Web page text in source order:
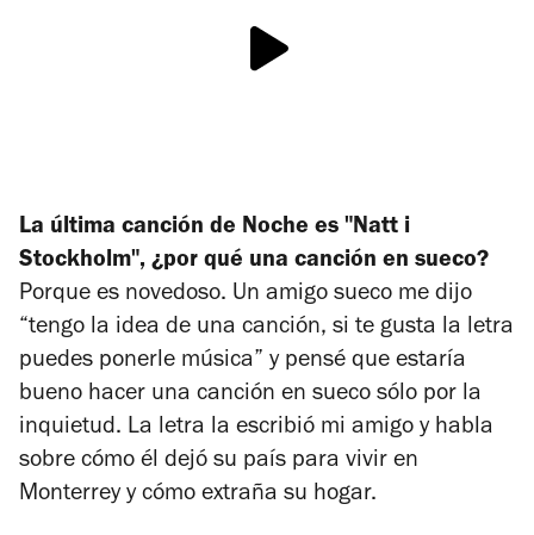
La última canción de Noche es "Natt i
Stockholm", ¿por qué una canción en sueco?
Porque es novedoso. Un amigo sueco me dijo
“tengo la idea de una canción, si te gusta la letra
puedes ponerle música” y pensé que estaría
bueno hacer una canción en sueco sólo por la
inquietud. La letra la escribió mi amigo y habla
sobre cómo él dejó su país para vivir en
Monterrey y cómo extraña su hogar.